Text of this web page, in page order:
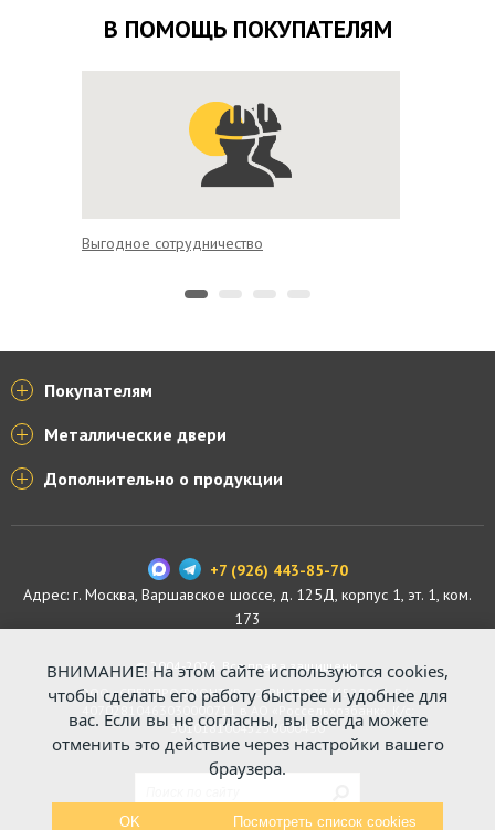
В ПОМОЩЬ ПОКУПАТЕЛЯМ
Выгодное сотрудничество
Покупателям
Металлические двери
Дополнительно о продукции
+7 (926) 443-85-70
Адрес: г. Москва, Варшавское шоссе, д. 125Д, корпус 1, эт. 1, ком.
173
© 2004-2026. Все права защищены.
ООО «СПЕЦПРОФКОНТУР», ОГРН 1187746529816. Р/с:
40702810463030000711 в АО «Россельхозбанк». К/с:
30101810045250000430
ВНИМАНИЕ! На этом сайте используются cookies,
чтобы сделать его работу быстрее и удобнее для
вас. Если вы не согласны, вы всегда можете
отменить это действие через настройки вашего
браузера.
OK Посмотреть список cookies